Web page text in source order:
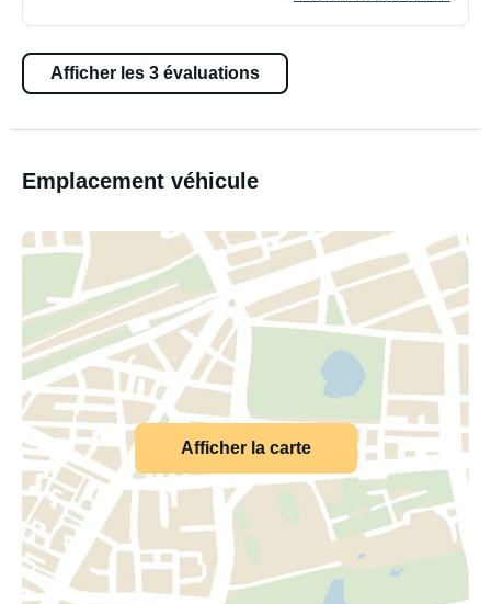
Afficher les 3 évaluations
Emplacement véhicule
Afficher la carte